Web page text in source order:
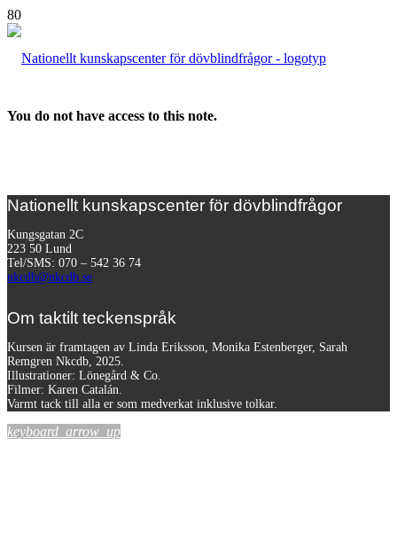
You do not have access to this note.
Nationellt kunskapscenter för dövblindfrågor
Kungsgatan 2C
223 50 Lund
Tel/SMS: 070 – 542 36 74
nkcdb@nkcdb.se
Om taktilt teckenspråk
Kursen är framtagen av Linda Eriksson, Monika Estenberger, Sarah
Remgren Nkcdb, 2025.
Illustrationer: Lönegård & Co.
Filmer: Karen Catalán.
Varmt tack till alla er som medverkat inklusive tolkar.
keyboard_arrow_up